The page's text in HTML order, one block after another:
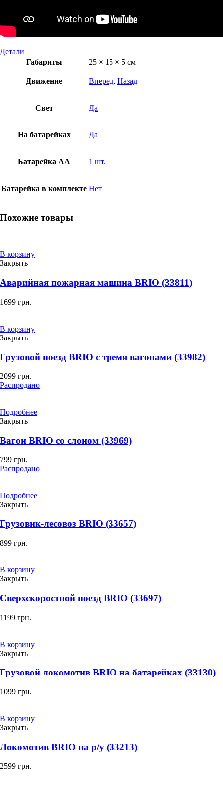
Детали
Габариты
25 × 15 × 5 см
Движение Вперед, Назад
Свет Да
На батарейках Да
Батарейка AA 1 шт.
Батарейка в комплекте Нет
Похожие товары
В корзину
Закрыть
Аварийная пожарная машина BRIO (33811)
1699 грн.
В корзину
Закрыть
Грузовой поезд BRIO с тремя вагонами (33982)
2099 грн.
Распродано
Подробнее
Закрыть
Вагон BRIO со слоном (33969)
799 грн.
Распродано
Подробнее
Закрыть
Грузовик-лесовоз BRIO (33657)
899 грн.
В корзину
Закрыть
Сверхскоростной поезд BRIO (33697)
1199 грн.
В корзину
Закрыть
Грузовой локомотив BRIO на батарейках (33130)
1099 грн.
В корзину
Закрыть
Локомотив BRIO на р/у (33213)
2599 грн.